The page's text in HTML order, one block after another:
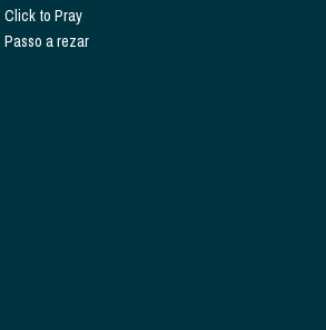
Click to Pray
Passo a rezar